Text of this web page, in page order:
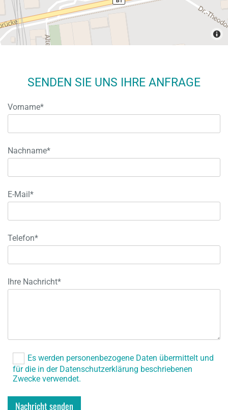
SENDEN SIE UNS IHRE ANFRAGE
Vorname*
Nachname*
E-Mail*
Telefon*
Ihre Nachricht*
Es werden personenbezogene Daten übermittelt und
für die in der Datenschutzerklärung beschriebenen
Zwecke verwendet.